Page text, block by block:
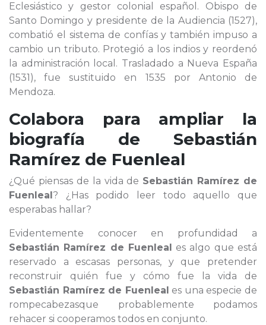
Eclesiástico y gestor colonial español. Obispo de
Santo Domingo y presidente de la Audiencia (1527),
combatió el sistema de confías y también impuso a
cambio un tributo. Protegió a los indios y reordenó
la administración local. Trasladado a Nueva España
(1531), fue sustituido en 1535 por Antonio de
Mendoza.
Colabora para ampliar la
biografía de Sebastián
Ramírez de Fuenleal
¿Qué piensas de la vida de Sebastián Ramírez de
Fuenleal? ¿Has podido leer todo aquello que
esperabas hallar?
Evidentemente conocer en profundidad a
Sebastián Ramírez de Fuenleal es algo que está
reservado a escasas personas, y que pretender
reconstruir quién fue y cómo fue la vida de
Sebastián Ramírez de Fuenleal es una especie de
rompecabezasque probablemente podamos
rehacer si cooperamos todos en conjunto.